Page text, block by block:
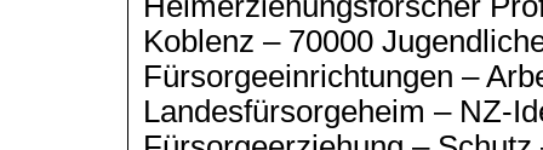
Koblenz – 70000
Fürsorgeeinrichtungen –
Landesfürsorgeheim – NZ-